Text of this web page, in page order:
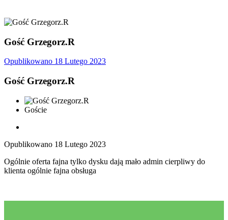
Gość Grzegorz.R
Opublikowano 18 Lutego 2023
Gość Grzegorz.R
Goście
Opublikowano 18 Lutego 2023
Ogólnie oferta fajna tylko dysku dają mało admin cierpliwy do
klienta ogólnie fajna obsługa